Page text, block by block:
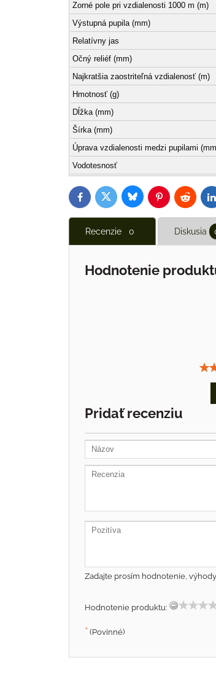
Zorné pole pri vzdialenosti 1000 m (m)
Výstupná pupila (mm)
Relatívny jas
Očný reliéf (mm)
Najkratšia zaostriteľná vzdialenosť (m)
Hmotnosť (g)
Dĺžka (mm)
Šírka (mm)
Úprava vzdialenosti medzi pupilami
Vodotesnosť
FacebookTwitterBlueskyPinterestReddit
Recenzie 0 Diskusia
Hodnotenie
Pridať recenziu
Zadajte prosím hodnotenie,
Hodnotenie produktu:
* (Povinné)